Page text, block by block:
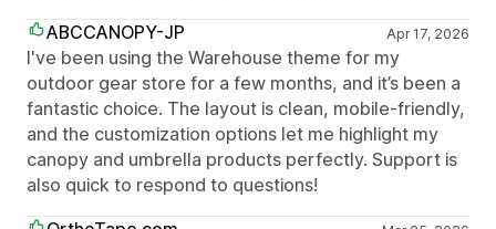
ABCCANOPY-JP
Apr 17, 2026
I've been using the Warehouse theme for my
outdoor gear store for a few months, and it’s been a
fantastic choice. The layout is clean, mobile-friendly,
and the customization options let me highlight my
canopy and umbrella products perfectly. Support is
also quick to respond to questions!